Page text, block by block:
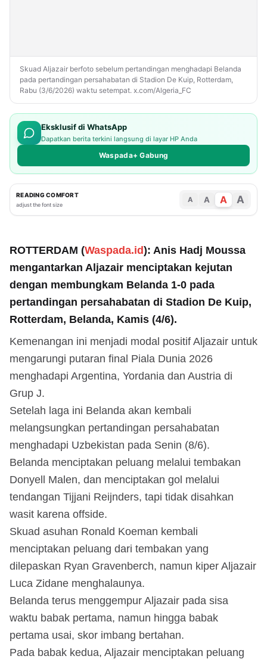
Skuad Aljazair berfoto sebelum pertandingan menghadapi Belanda
pada pertandingan persahabatan di Stadion De Kuip, Rotterdam,
Rabu (3/6/2026) waktu setempat. x.com/Algeria_FC
Eksklusif di WhatsApp
Dapatkan berita terkini langsung di layar HP Anda
Waspada+ Gabung
READING COMFORT
adjust the font size
A A A A
ROTTERDAM (Waspada.id): Anis Hadj Moussa
mengantarkan Aljazair menciptakan kejutan
dengan membungkam Belanda 1-0 pada
pertandingan persahabatan di Stadion De Kuip,
Rotterdam, Belanda, Kamis (4/6).
Kemenangan ini menjadi modal positif Aljazair untuk
mengarungi putaran final Piala Dunia 2026
menghadapi Argentina, Yordania dan Austria di
Grup J.
Setelah laga ini Belanda akan kembali
melangsungkan pertandingan persahabatan
menghadapi Uzbekistan pada Senin (8/6).
Belanda menciptakan peluang melalui tembakan
Donyell Malen, dan menciptakan gol melalui
tendangan Tijjani Reijnders, tapi tidak disahkan
wasit karena offside.
Skuad asuhan Ronald Koeman kembali
menciptakan peluang dari tembakan yang
dilepaskan Ryan Gravenberch, namun kiper Aljazair
Luca Zidane menghalaunya.
Belanda terus menggempur Aljazair pada sisa
waktu babak pertama, namun hingga babak
pertama usai, skor imbang bertahan.
Pada babak kedua, Aljazair menciptakan peluang